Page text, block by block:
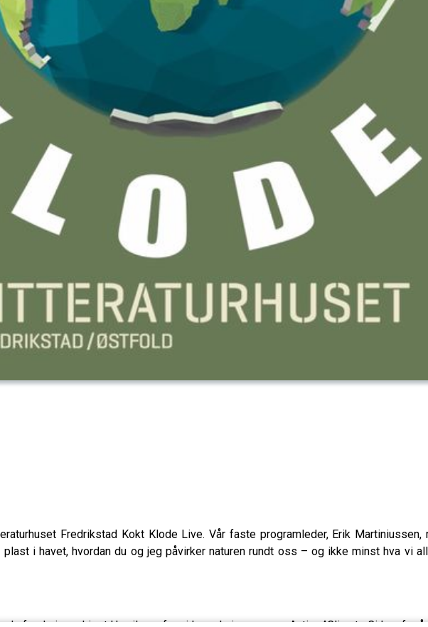
Fredrikstad Kokt Klode Live. Vår faste programleder, Erik
i havet, hvordan du og jeg påvirker naturen rundt oss – og ikke minst hva vi